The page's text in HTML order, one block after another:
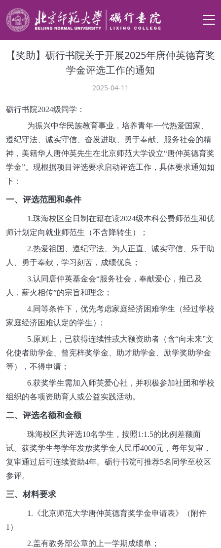
【奖助】砺行书院关于开展2025年唐仲英德育奖
学金评选工作的通知
2025-04-11
砺行书院2024级同学：
为振兴中华民族教育事业，培养青年一代热爱国家、
遵纪守法、诚实守信、奋发进取、勇于奉献、服务社会的精
神，美籍华人唐仲英先生在北京师范大学设立“唐仲英德育奖
学金”。现根据项目评选要求启动评选工作，具体要求通知如
下：
一、评选范围和条件
1.珠海校区全日制在籍在读2024级本科公费师范生和优
师计划定向就业师范生（不含降转生）；
2.热爱祖国、遵纪守法、为人正直、诚实守信、乐于助
人、勇于奉献，学习刻苦，成绩优良；
3.认同唐仲英基金会“服务社会，奉献爱心，推己及
人，薪火相传”的宗旨和理念；
4.同等条件下，优先考虑家庭经济困难学生（经过学校
家庭经济困难认定的学生）;
5.原则上，已获得连续性或大额资助者（含“向未来”文
化使者助学金、曾宪梓奖学金、助才助学金、励学奖助学金
等）
， 不得申请；
6.获奖学生需加入师英爱心社，并积极参加社团和学校
组织的各项资助育人或公益实践活动。
二、评选名额和金额
珠海校区共评选10名学生，按照1:1.5的比例差额面
试。获奖学生每学年发放奖学金人民币4000元，每年复审，
复审通过后可连续资助4年。砺行书院可推荐5名同学至校区
参评。
三、材料要求
1.《北京师范大学唐仲英德育奖学金申请表》（附件
1）
2.盖有教务部公章的上一学期成绩单；